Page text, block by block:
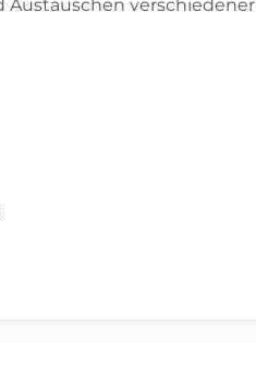
Austauschen verschiedener